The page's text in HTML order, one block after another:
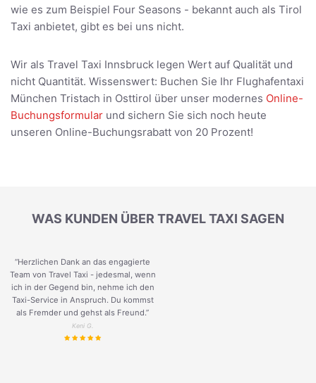
wie es zum Beispiel Four Seasons - bekannt auch als Tirol
Taxi anbietet, gibt es bei uns nicht.
Wir als Travel Taxi Innsbruck legen Wert auf Qualität und
nicht Quantität. Wissenswert: Buchen Sie Ihr Flughafentaxi
München Tristach in Osttirol über unser modernes Online-
Buchungsformular und sichern Sie sich noch heute
unseren Online-Buchungsrabatt von 20 Prozent!
WAS KUNDEN ÜBER TRAVEL TAXI SAGEN
“Herzlichen Dank an das engagierte
Team von Travel Taxi - jedesmal, wenn
ich in der Gegend bin, nehme ich den
Taxi-Service in Anspruch. Du kommst
als Fremder und gehst als Freund.”
Keni G.